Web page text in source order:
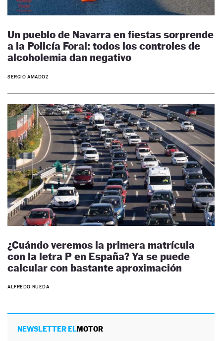
Un pueblo de Navarra en fiestas sorprende
a la Policía Foral: todos los controles de
alcoholemia dan negativo
SERGIO AMADOZ
¿Cuándo veremos la primera matrícula
con la letra P en España? Ya se puede
calcular con bastante aproximación
ALFREDO RUEDA
NEWSLETTER ELMOTOR